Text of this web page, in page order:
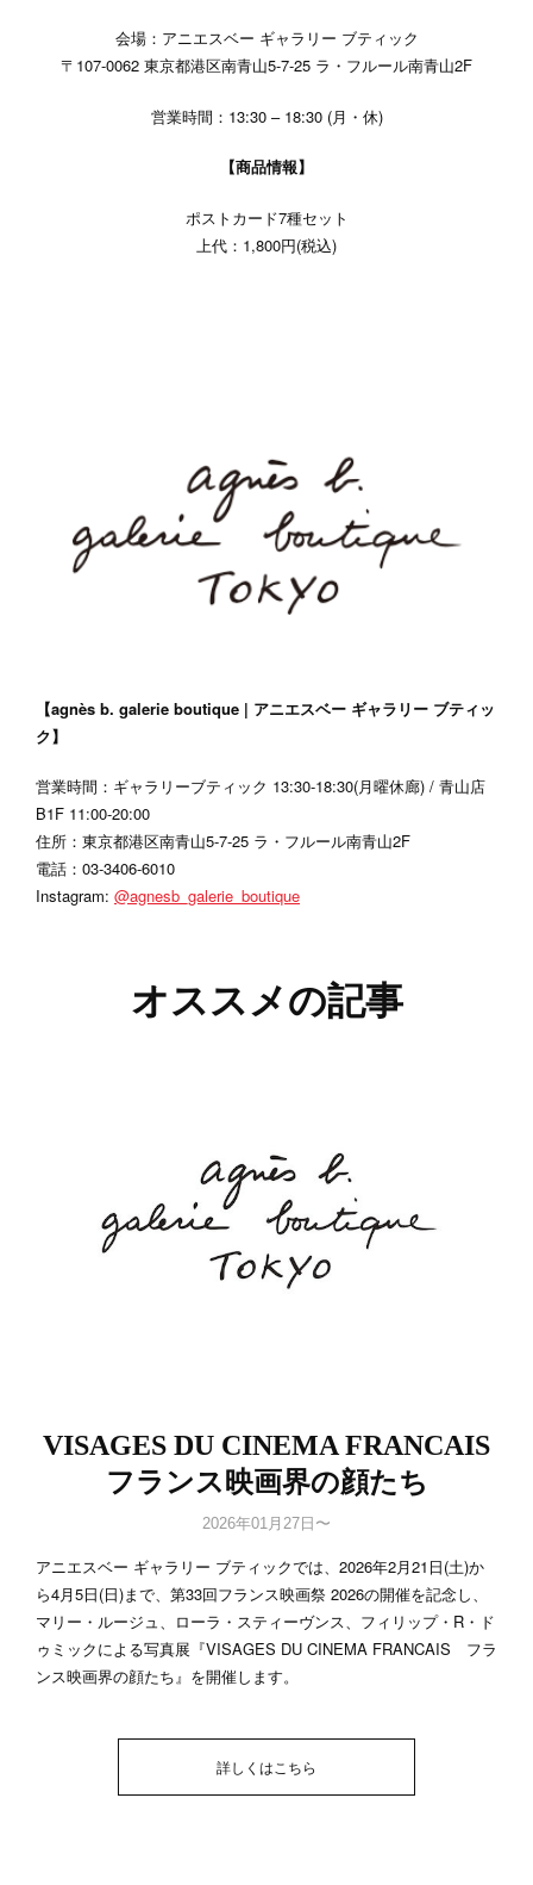
会場：アニエスベー ギャラリー ブティック
〒107-0062 東京都港区南青山5-7-25 ラ・フルール南青山2F
営業時間：13:30 – 18:30 (月・休)
【商品情報】
ポストカード7種セット
上代：1,800円(税込)
【agnès b. galerie boutique | アニエスベー ギャラリー ブティッ
ク】
営業時間：ギャラリーブティック 13:30-18:30(月曜休廊) / 青山店
B1F 11:00-20:00
住所：東京都港区南青山5-7-25 ラ・フルール南青山2F
電話：03-3406-6010
Instagram: @agnesb_galerie_boutique
オススメの記事
VISAGES DU CINEMA FRANCAIS
フランス映画界の顔たち
2026年01月27日〜
アニエスベー ギャラリー ブティックでは、2026年2月21日(土)か
ら4月5日(日)まで、第33回フランス映画祭 2026の開催を記念し、
マリー・ルージュ、ローラ・スティーヴンス、フィリップ・R・ド
ゥミックによる写真展『VISAGES DU CINEMA FRANCAIS フラ
ンス映画界の顔たち』を開催します。
詳しくはこちら